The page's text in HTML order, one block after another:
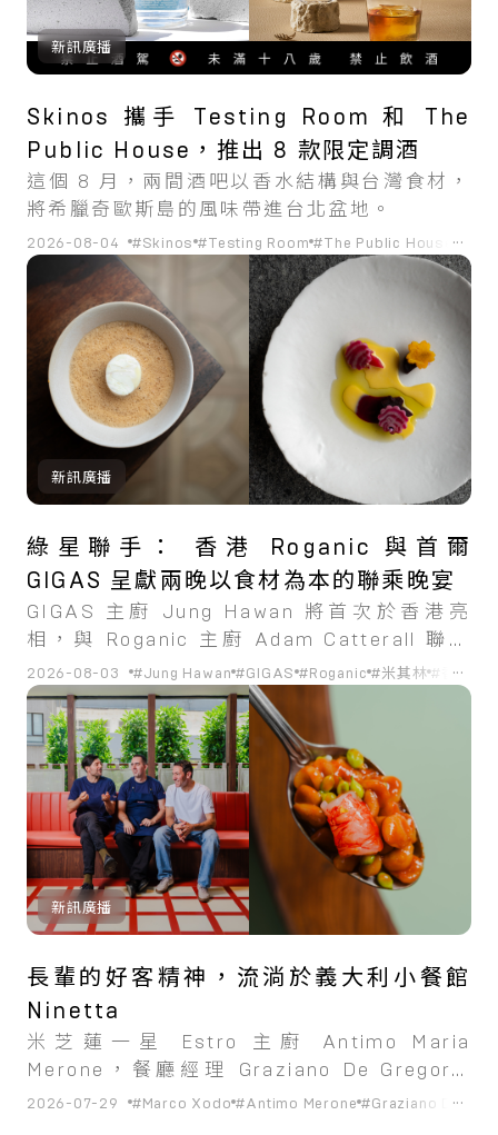
新訊廣播
Skinos 攜手 Testing Room 和 The
Public House，推出 8 款限定調酒
這個 8 月，兩間酒吧以香水結構與台灣食材，
將希臘奇歐斯島的風味帶進台北盆地。
2026-08-04 #Skinos #Testing Room #The Public House #調酒
...
新訊廣播
綠星聯手： 香港 Roganic 與首爾
GIGAS 呈獻兩晚以食材為本的聯乘晚宴
GIGAS 主廚 Jung Hawan 將首次於香港亮
相，與 Roganic 主廚 Adam Catterall 聯袂
獻藝。
2026-08-03 #Jung Hawan #GIGAS #Roganic #米其林 #香港
...
新訊廣播
長輩的好客精神，流淌於義大利小餐館
Ninetta
米芝蓮一星 Estro 主廚 Antimo Maria
Merone，餐廳經理 Graziano De Gregorio
以及前 Testina 主廚 Marco Xodo 共同創
2026-07-29 #Marco Xodo #Antimo Merone #Graziano De
...